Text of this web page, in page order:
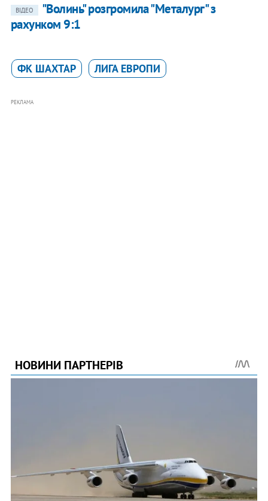
ВІДЕО
"Волинь" розгромила "Металург" з
рахунком 9:1
ФК ШАХТАР ЛИГА ЕВРОПИ
РЕКЛАМА